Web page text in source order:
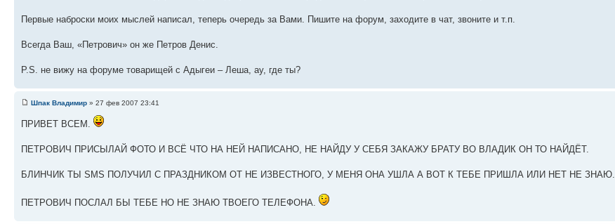
Первые наброски моих мыслей написал, теперь очередь за Вами. Пишите на форум, заходите в чат, звоните и т.п.
Всегда Ваш, «Петрович» он же Петров Денис.
P.S. не вижу на форуме товарищей с Адыгеи – Леша, ау, где ты?
Шпак Владимир » 27 фев 2007 23:41
ПРИВЕТ ВСЕМ.
ПЕТРОВИЧ ПРИСЫЛАЙ ФОТО И ВСЁ ЧТО НА НЕЙ НАПИСАНО, НЕ НАЙДУ У СЕБЯ ЗАКАЖУ БРАТУ ВО ВЛАДИК ОН ТО НАЙДЁТ.
БЛИНЧИК ТЫ SMS ПОЛУЧИЛ С ПРАЗДНИКОМ ОТ НЕ ИЗВЕСТНОГО, У МЕНЯ ОНА УШЛА А ВОТ К ТЕБЕ ПРИШЛА ИЛИ НЕТ НЕ ЗНАЮ.
ПЕТРОВИЧ ПОСЛАЛ БЫ ТЕБЕ НО НЕ ЗНАЮ ТВОЕГО ТЕЛЕФОНА.